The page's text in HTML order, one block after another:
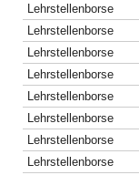
Lehrstellenborse
Lehrstellenborse
Lehrstellenborse
Lehrstellenborse
Lehrstellenborse
Lehrstellenborse
Lehrstellenborse
Lehrstellenborse